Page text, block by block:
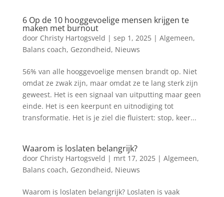
6 Op de 10 hooggevoelige mensen krijgen te
maken met burnout
door Christy Hartogsveld | sep 1, 2025| Algemeen,
Balans coach, Gezondheid, Nieuws
56% van alle hooggevoelige mensen brandt op. Niet
omdat ze zwak zijn, maar omdat ze te lang sterk zijn
geweest. Het is een signaal van uitputting maar geen
einde. Het is een keerpunt en uitnodiging tot
transformatie. Het is je ziel die fluistert: stop, keer...
Waarom is loslaten belangrijk?
door Christy Hartogsveld | mrt 17, 2025| Algemeen,
Balans coach, Gezondheid, Nieuws
Waarom is loslaten belangrijk? Loslaten is vaak